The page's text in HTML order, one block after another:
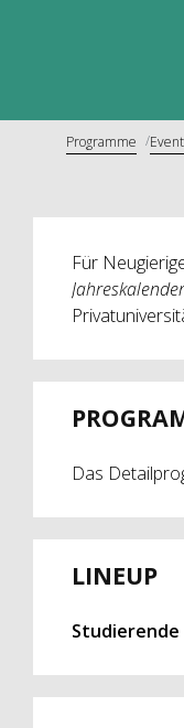
Programme
Für
Das
LINEUP